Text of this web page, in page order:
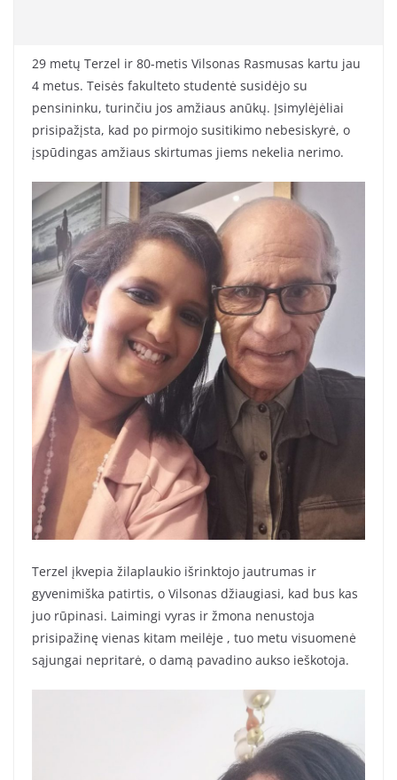
29 metų Terzel ir 80-metis Vilsonas Rasmusas kartu jau
4 metus. Teisės fakulteto studentė susidėjo su
pensininku, turinčiu jos amžiaus anūkų. Įsimylėjėliai
prisipažįsta, kad po pirmojo susitikimo nebesiskyrė, o
įspūdingas amžiaus skirtumas jiems nekelia nerimo.
Terzel įkvepia žilaplaukio išrinktojo jautrumas ir
gyvenimiška patirtis, o Vilsonas džiaugiasi, kad bus kas
juo rūpinasi. Laimingi vyras ir žmona nenustoja
prisipažinę vienas kitam meilėje , tuo metu visuomenė
sąjungai nepritarė, o damą pavadino aukso ieškotoja.